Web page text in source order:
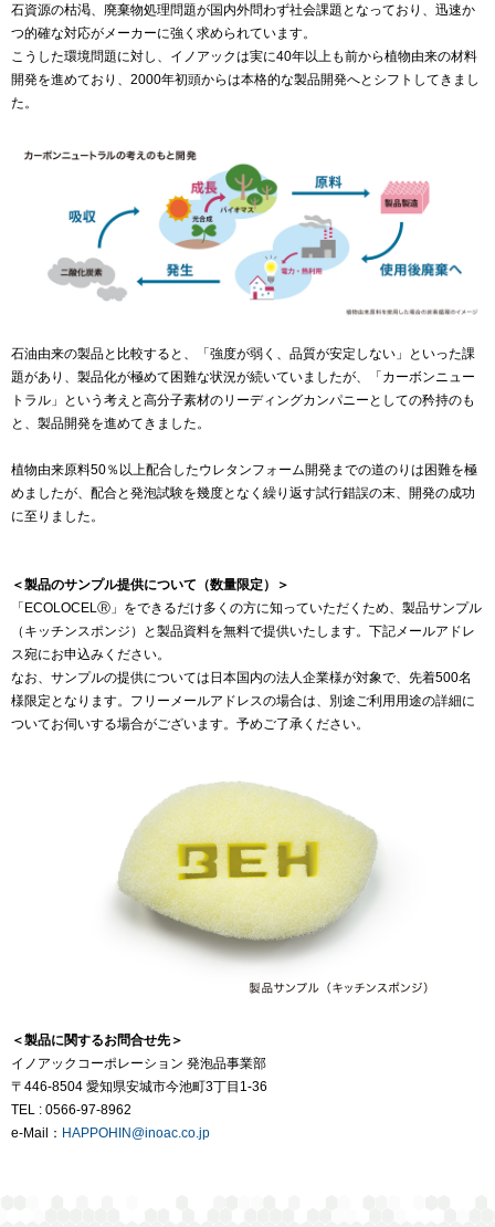
石資源の枯渇、廃棄物処理問題が国内外問わず社会課題となっており、迅速か
つ的確な対応がメーカーに強く求められています。
こうした環境問題に対し、イノアックは実に40年以上も前から植物由来の材料
開発を進めており、2000年初頭からは本格的な製品開発へとシフトしてきまし
た。
石油由来の製品と比較すると、「強度が弱く、品質が安定しない」といった課
題があり、製品化が極めて困難な状況が続いていましたが、「カーボンニュー
トラル」という考えと高分子素材のリーディングカンパニーとしての矜持のも
と、製品開発を進めてきました。
植物由来原料50％以上配合したウレタンフォーム開発までの道のりは困難を極
めましたが、配合と発泡試験を幾度となく繰り返す試行錯誤の末、開発の成功
に至りました。
＜製品のサンプル提供について（数量限定）＞
「ECOLOCELⓇ」をできるだけ多くの方に知っていただくため、製品サンプル
（キッチンスポンジ）と製品資料を無料で提供いたします。下記メールアドレ
ス宛にお申込みください。
なお、サンプルの提供については日本国内の法人企業様が対象で、先着500名
様限定となります。フリーメールアドレスの場合は、別途ご利用用途の詳細に
ついてお伺いする場合がございます。予めご了承ください。
＜製品に関するお問合せ先＞
イノアックコーポレーション 発泡品事業部
〒446-8504 愛知県安城市今池町3丁目1-36
TEL : 0566-97-8962
e-Mail： HAPPOHIN@inoac.co.jp